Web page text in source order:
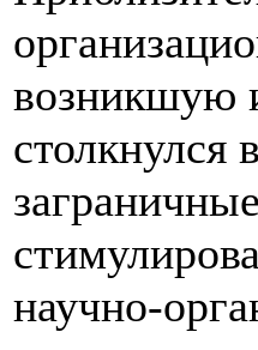
возникшую
столкнулся
научно-